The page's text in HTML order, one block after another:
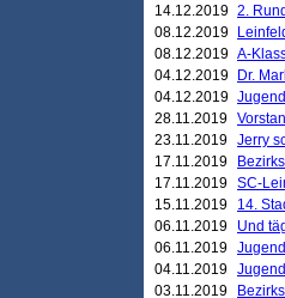
14.12.2019 2.
08.12.2019
08.12.2019 A-
04.12.2019
Dr.
04.12.2019
28.11.2019
23.11.2019 Jerry
17.11.2019
17.11.2019 SC-
15.11.2019
14.
06.11.2019
Und
06.11.2019
04.11.2019
03.11.2019